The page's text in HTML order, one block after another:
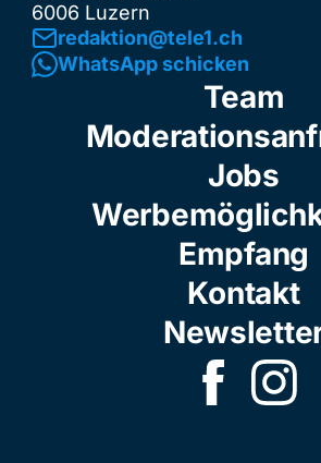
6006 Luzern
redaktion@tele1.ch
WhatsApp schicken
Team
Jobs
Empfang
Kontakt